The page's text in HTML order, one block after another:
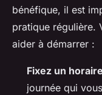
bénéfique, il est
pratique régulière.
aider à démarrer :
Fixez un horaire
journée qui